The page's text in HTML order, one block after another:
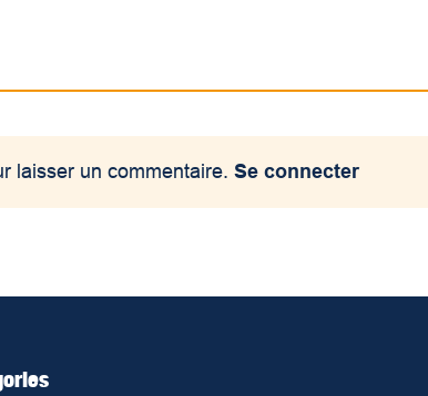
laisser un commentaire.Se connecter